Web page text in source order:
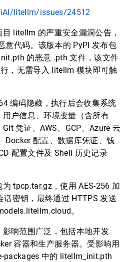
litellm/issues/24512
litellm 的严重安全漏洞公告，
意代码。该版本的 PyPI 发布包
的恶意 .pth 文件，该文件
，无需导入 litellm 模块即可触
编码隐藏，执行后会收集系统
户信息、环境变量（含所有
凭证、AWS、GCP、Azure 云
Docker 配置、数据库凭证、钱
配置文件及 Shell 历史记录
tpcp.tar.gz，使用 AES-256 加
话密钥，最终通过 HTTPS 发送
。
响范围广泛，包括本地开发
容器和生产服务器。受影响用
packages 中的 litellm_init.pth